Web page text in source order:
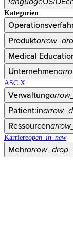
Kategorien
Produkt
Medical
Unternehmen
ASC X
Verwaltung
Patient:in
Ressourcen
Karriereopen_in_new
Mehr